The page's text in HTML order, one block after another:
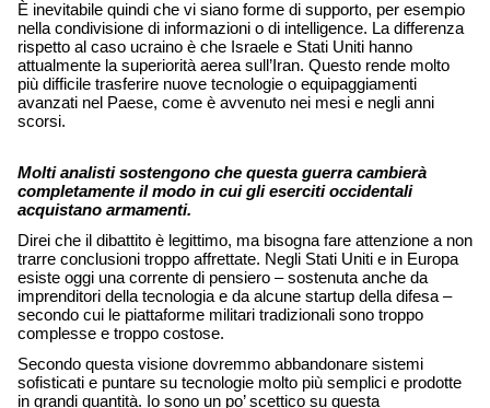
È inevitabile quindi che vi siano forme di supporto, per esempio
nella condivisione di informazioni o di intelligence. La differenza
rispetto al caso ucraino è che Israele e Stati Uniti hanno
attualmente la superiorità aerea sull’Iran. Questo rende molto
più difficile trasferire nuove tecnologie o equipaggiamenti
avanzati nel Paese, come è avvenuto nei mesi e negli anni
scorsi.
Molti analisti sostengono che questa guerra cambierà
completamente il modo in cui gli eserciti occidentali
acquistano armamenti.
Direi che il dibattito è legittimo, ma bisogna fare attenzione a non
trarre conclusioni troppo affrettate. Negli Stati Uniti e in Europa
esiste oggi una corrente di pensiero – sostenuta anche da
imprenditori della tecnologia e da alcune startup della difesa –
secondo cui le piattaforme militari tradizionali sono troppo
complesse e troppo costose.
Secondo questa visione dovremmo abbandonare sistemi
sofisticati e puntare su tecnologie molto più semplici e prodotte
in grandi quantità. Io sono un po’ scettico su questa